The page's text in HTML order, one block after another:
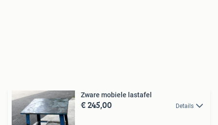
Zware mobiele lastafel
€ 245,00 Details